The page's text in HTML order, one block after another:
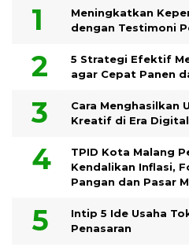
Meningkatkan
dengan Testimoni
5 Strategi Efektif
agar Cepat Panen
Cara Menghasilkan
Kreatif di Era Digital
TPID Kota Malang
Kendalikan Inflasi,
Pangan dan Pasar
Intip 5 Ide Usaha
Penasaran